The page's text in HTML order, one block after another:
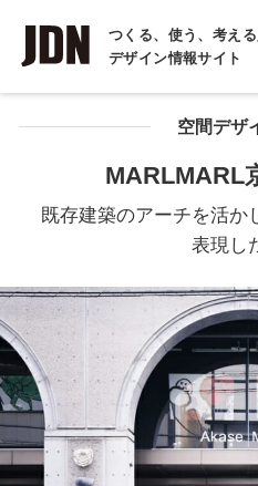
つくる、使う、考え
デザイン情報サイト
INTERVIEW
インタビュー
REPORT
COLUMN
空間デザ
MARLMARL
既存建築のアーチを活か
表現し